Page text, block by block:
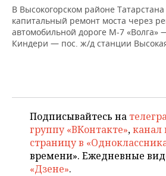
КИБЕРСПОРТ
ФИГУРНОЕ КАТАНИЕ
КУЛЬТУРА
МЕДИЦИНА
СПИСОК КОМПАНИЙ
В Высокогорском районе Татарстана
капитальный ремонт моста через
автомобильной дороге М-7 «Волга»
Киндери — пос. ж/д станции
Подписывайтесь на
группу «ВКонтакте»,канал
страницу в
времени». Ежедневные
«Дзене».